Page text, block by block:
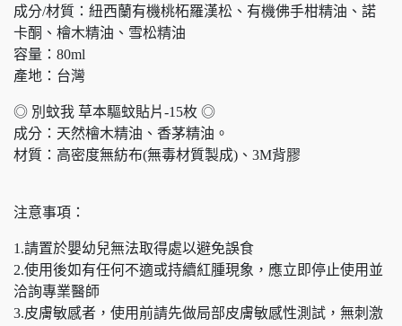
成分/材質：紐西蘭有機桃柘羅漢松、有機佛手柑精油、諾
卡酮、檜木精油、雪松精油
容量：80ml
產地：台灣
◎ 別蚊我 草本驅蚊貼片-15枚 ◎
成分：天然檜木精油、香茅精油。
材質：高密度無紡布(無毒材質製成)、3M背膠
注意事項：
1.請置於嬰幼兒無法取得處以避免誤食
2.使用後如有任何不適或持續紅腫現象，應立即停止使用並
洽詢專業醫師
3.皮膚敏感者，使用前請先做局部皮膚敏感性測試，無刺激